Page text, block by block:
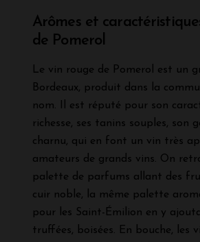
Arômes et
de Pomerol
Le vin rouge de Pomerol est un
Bordeaux, produit dans la
nom. Il est réputé pour son
richesse, ses tanins souples, son
charnu, qui en font un vin très
amateurs de grands vins. On
palette de parfums allant des
cuir noble, la même palette
pour les Saint-Émilion en y
truffées, boisées. En bouche, les